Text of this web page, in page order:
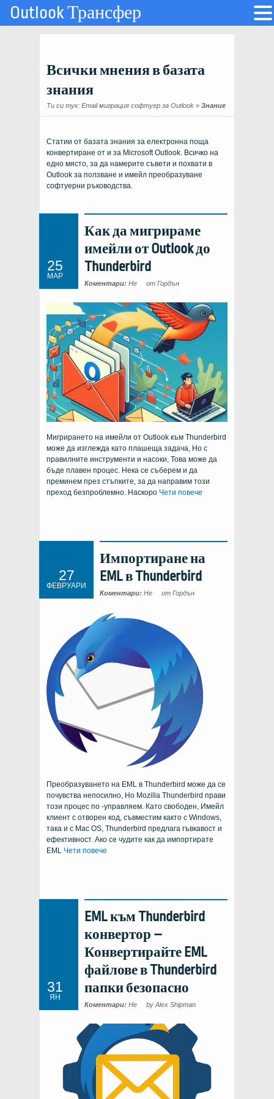
Всички мнения в базата
знания
Ти си тук: Email миграция софтуер за Outlook » Знание
Статии от базата знания за електронна поща
конвертиране от и за Microsoft Outlook. Всичко на
едно място, за да намерите съвети и похвати в
Outlook за ползване и имейл преобразуване
софтуерни ръководства.
25
МАР
Как да мигрираме
имейли от Outlook до
Thunderbird
Коментари: Не от Гордън
Мигрирането на имейли от Outlook към Thunderbird
може да изглежда като плашеща задача, Но с
правилните инструменти и насоки, Това може да
бъде плавен процес. Нека се съберем и да
преминем през стъпките, за да направим този
преход безпроблемно. Наскоро Чети повече
27
ФЕВРУАРИ
Импортиране на
EML в Thunderbird
Коментари: Не от Гордън
Преобразуването на EML в Thunderbird може да се
почувства непосилно, Но Mozilla Thunderbird прави
този процес по -управляем. Като свободен, Имейл
клиент с отворен код, съвместим както с Windows,
така и с Mac OS, Thunderbird предлага гъвкавост и
ефективност. Ако се чудите как да импортирате
EML Чети повече
31
ЯН
EML към Thunderbird
конвертор –
Конвертирайте EML
файлове в Thunderbird
папки безопасно
Коментари: Не by Alex Shipman
Outlook Трансфер